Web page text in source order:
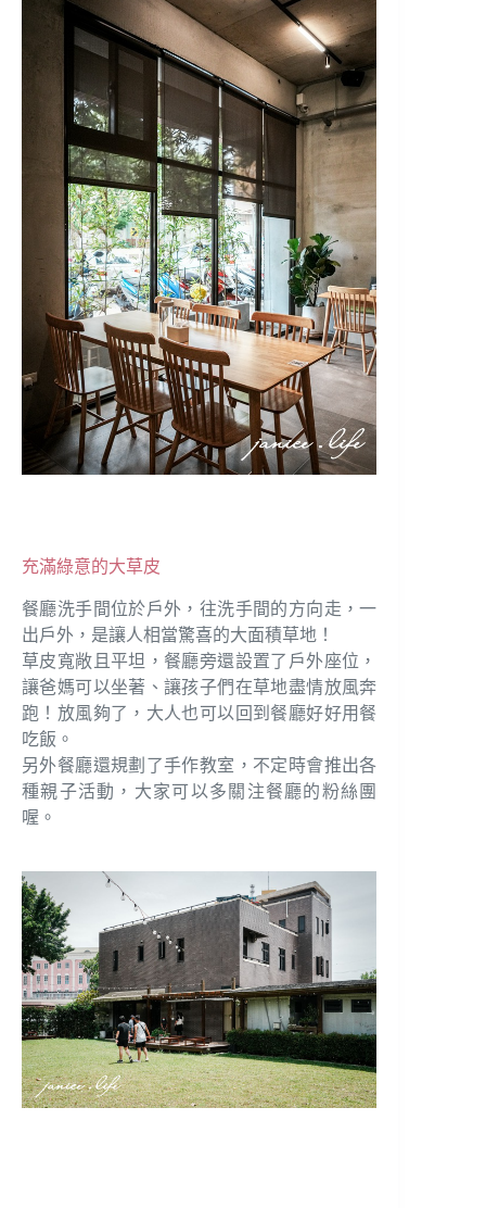
充滿綠意的大草皮
餐廳洗手間位於戶外，往洗手間的方向走，一
出戶外，是讓人相當驚喜的大面積草地！
草皮寬敞且平坦，餐廳旁還設置了戶外座位，
讓爸媽可以坐著、讓孩子們在草地盡情放風奔
跑！放風夠了，大人也可以回到餐廳好好用餐
吃飯。
另外餐廳還規劃了手作教室，不定時會推出各
種親子活動，大家可以多關注餐廳的粉絲團
喔。